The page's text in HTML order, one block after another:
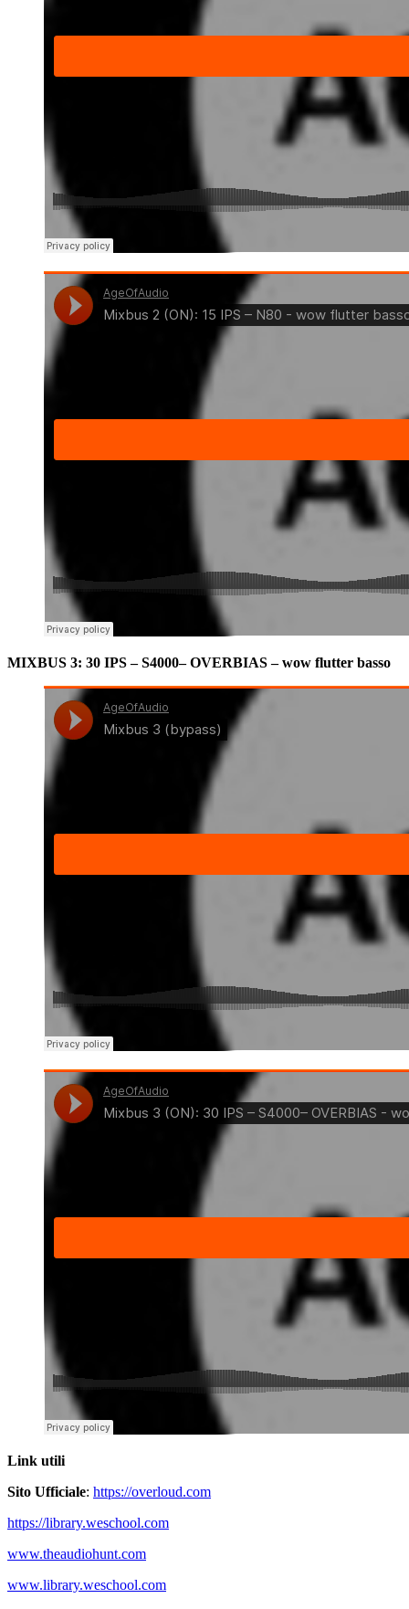
MIXBUS 3: 30 IPS – S4000– OVERBIAS – wow flutter basso
Link utili
Sito Ufficiale: https://overloud.com
https://library.weschool.com
www.theaudiohunt.com
www.library.weschool.com